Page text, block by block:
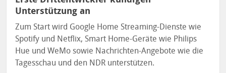
Unterstützung an
Zum Start wird Google Home Streaming-Dienste wie
Spotify und Netflix, Smart Home-Geräte wie Philips
Hue und WeMo sowie Nachrichten-Angebote wie die
Tagesschau und den NDR unterstützen.